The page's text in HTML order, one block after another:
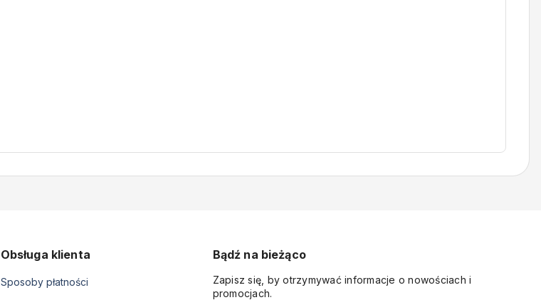
Obsługa klienta
Sposoby płatności
Bądź na bieżąco
Zapisz się, by otrzymywać informacje o nowościach i
promocjach.